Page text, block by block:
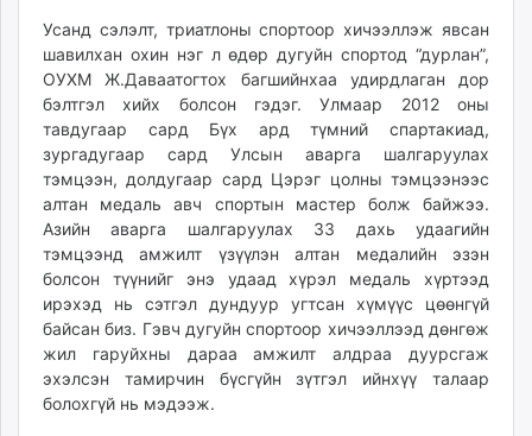
itoim.mn
tumen.mn
shuum.mn
times.mn
tvmongolia.mn
mass.mn
unegui.mn
toim.mn
tac.mn
paparazzi.mn
unread.today
Усанд сэлэлт, триатлоны спортоор хичээллэж явсан
шавилхан охин нэг л өдөр дугуйн спортод “дурлан”,
ОУХМ Ж.Даваатогтох багшийнхаа удирдлаган дор
бэлтгэл хийх болсон гэдэг. Улмаар 2012 оны
тавдугаар сард Бүх ард түмний спартакиад,
зургадугаар сард Улсын аварга шалгаруулах
тэмцээн, долдугаар сард Цэрэг цолны тэмцээнээс
алтан медаль авч спортын мастер болж байжээ.
Азийн аварга шалгаруулах 33 дахь удаагийн
тэмцээнд амжилт үзүүлэн алтан медалийн эзэн
болсон түүнийг энэ удаад хүрэл медаль хүртээд
ирэхэд нь сэтгэл дундуур угтсан хүмүүс цөөнгүй
байсан биз. Гэвч дугуйн спортоор хичээллээд дөнгөж
жил гаруйхны дараа амжилт алдраа дуурсгаж
эхэлсэн тамирчин бүсгүйн зүтгэл ийнхүү талаар
болохгүй нь мэдээж.